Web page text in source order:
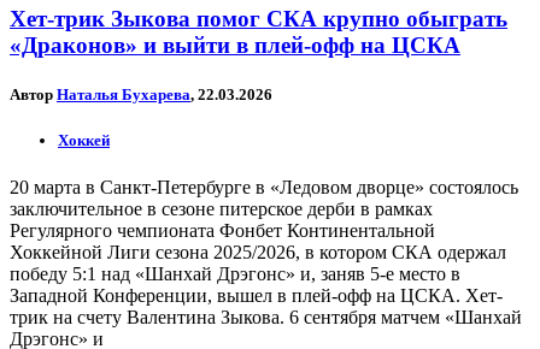
Хет-трик Зыкова помог СКА крупно обыграть
«Драконов» и выйти в плей-офф на ЦСКА
Автор Наталья Бухарева, 22.03.2026
Хоккей
20 марта в Санкт-Петербурге в «Ледовом дворце» состоялось
заключительное в сезоне питерское дерби в рамках
Регулярного чемпионата Фонбет Континентальной
Хоккейной Лиги сезона 2025/2026, в котором СКА одержал
победу 5:1 над «Шанхай Дрэгонс» и, заняв 5-е место в
Западной Конференции, вышел в плей-офф на ЦСКА. Хет-
трик на счету Валентина Зыкова. 6 сентября матчем «Шанхай
Дрэгонс» и